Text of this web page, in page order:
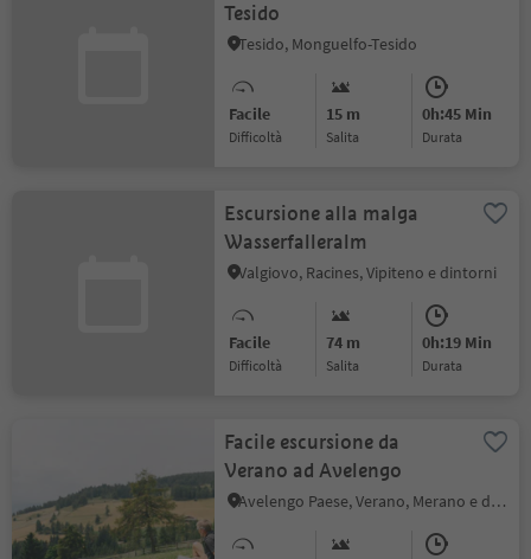
Tesido
Tesido, Monguelfo-Tesido
Facile
Difficoltà
15 m
Salita
0h:45 Min
durata
Escursione alla malga
Wasserfalleralm
Valgiovo, Racines, Vipiteno e dintorni
Facile
Difficoltà
74 m
Salita
0h:19 Min
durata
Facile escursione da
Verano ad Avelengo
Avelengo Paese, Verano, Merano e dintorni